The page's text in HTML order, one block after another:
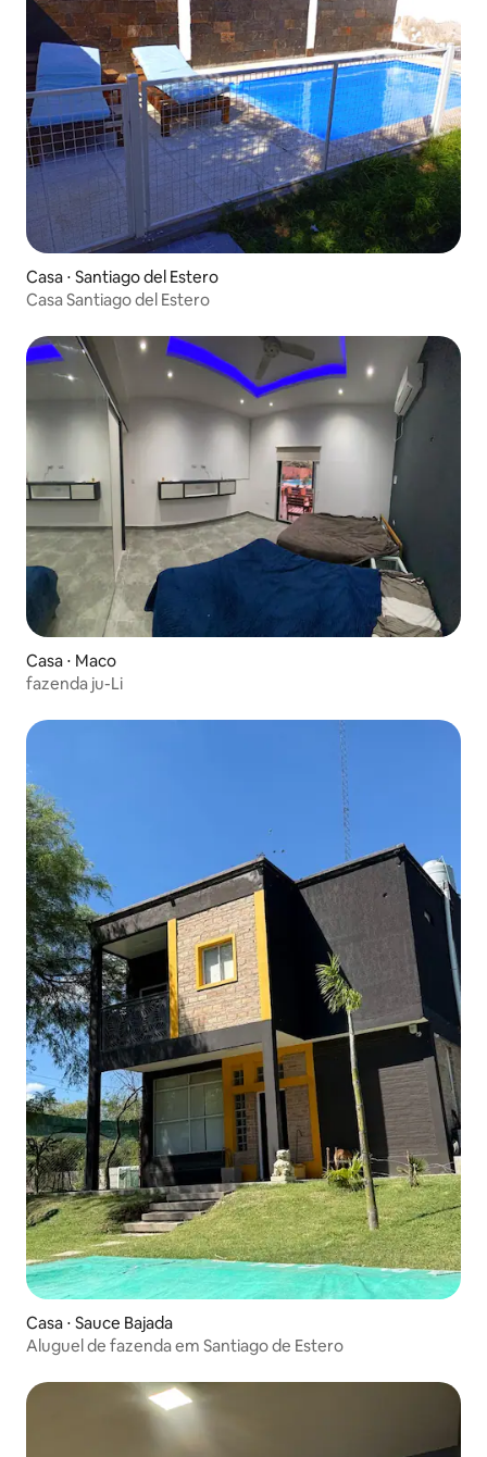
Casa ⋅ Santiago del Estero
Casa Santiago del Estero
Casa ⋅ Maco
fazenda ju-Li
Casa ⋅ Sauce Bajada
Aluguel de fazenda em Santiago de Estero